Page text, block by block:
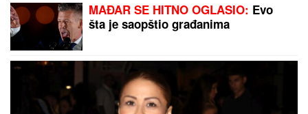
a za drugu vam ne treba BAŠ NIŠTA
MAĐAR SE HITNO OGLASIO: Evo
šta je saopštio građanima